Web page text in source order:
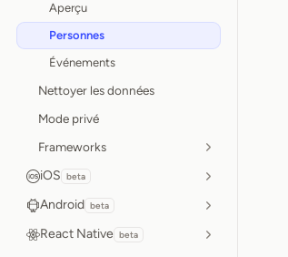
Aperçu
Personnes
Événements
Nettoyer les données
Mode privé
Frameworks
iOS beta
Android beta
React Native beta